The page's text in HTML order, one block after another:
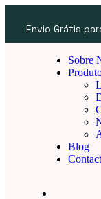
Envio Grátis
Sobre
Blog